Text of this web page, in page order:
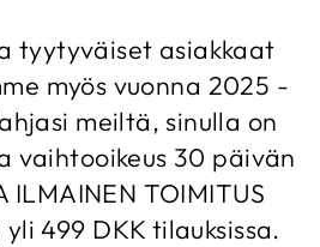
tyytyväiset asiakkaat
myös vuonna 2025 -
meiltä, sinulla on
vaihtooikeus 30 päivän
ILMAINEN TOIMITUS
499 DKK tilauksissa.